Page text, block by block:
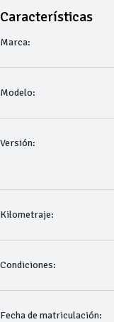
Características
Marca:
Modelo:
Versión:
Kilometraje:
Condiciones:
Fecha de matriculación: